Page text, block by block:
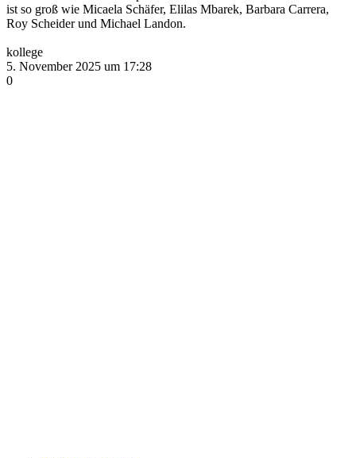
ist so groß wie Micaela Schäfer, Elilas Mbarek, Barbara Carrera,
Roy Scheider und Michael Landon.
kollege
5. November 2025 um 17:28
0